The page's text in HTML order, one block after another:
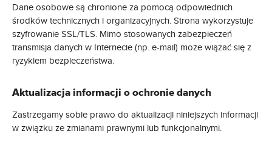
Dane osobowe są chronione za pomocą odpowiednich
środków technicznych i organizacyjnych. Strona wykorzystuje
szyfrowanie SSL/TLS. Mimo stosowanych zabezpieczeń
transmisja danych w Internecie (np. e-mail) może wiązać się z
ryzykiem bezpieczeństwa.
Aktualizacja informacji o ochronie danych
Zastrzegamy sobie prawo do aktualizacji niniejszych informacji
w związku ze zmianami prawnymi lub funkcjonalnymi.